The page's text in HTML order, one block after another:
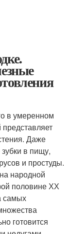
в умеренном
Даже
в пищу,
и простуды.
народной
половине ХХ
самых
готовится